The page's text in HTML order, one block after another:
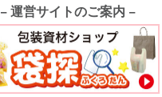
− 運営サイトのご案内 −